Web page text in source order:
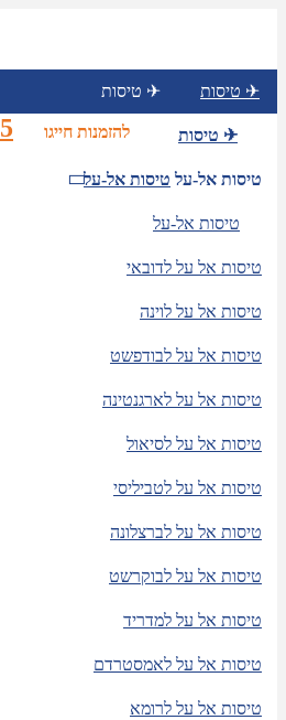
להזמנות חייגו
טיסות ✈ טיסות ✈
טיסות ✈
טיסות אל-על טיסות אל-על
טיסות אל-על
טיסות אל על לדובאי
טיסות אל על לוינה
טיסות אל על לבודפשט
טיסות אל על לארגנטינה
טיסות אל על לסיאול
טיסות אל על לטביליסי
טיסות אל על לברצלונה
טיסות אל על לבוקרשט
טיסות אל על למדריד
טיסות אל על לאמסטרדם
טיסות אל על לרומא